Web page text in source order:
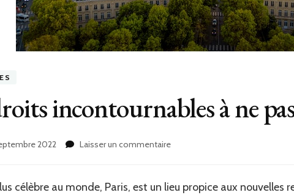
incontournables à ne
2022 Laisser un commentairesur
incontournables
célèbre au monde, Paris, est un lieu propice aux nouvelles